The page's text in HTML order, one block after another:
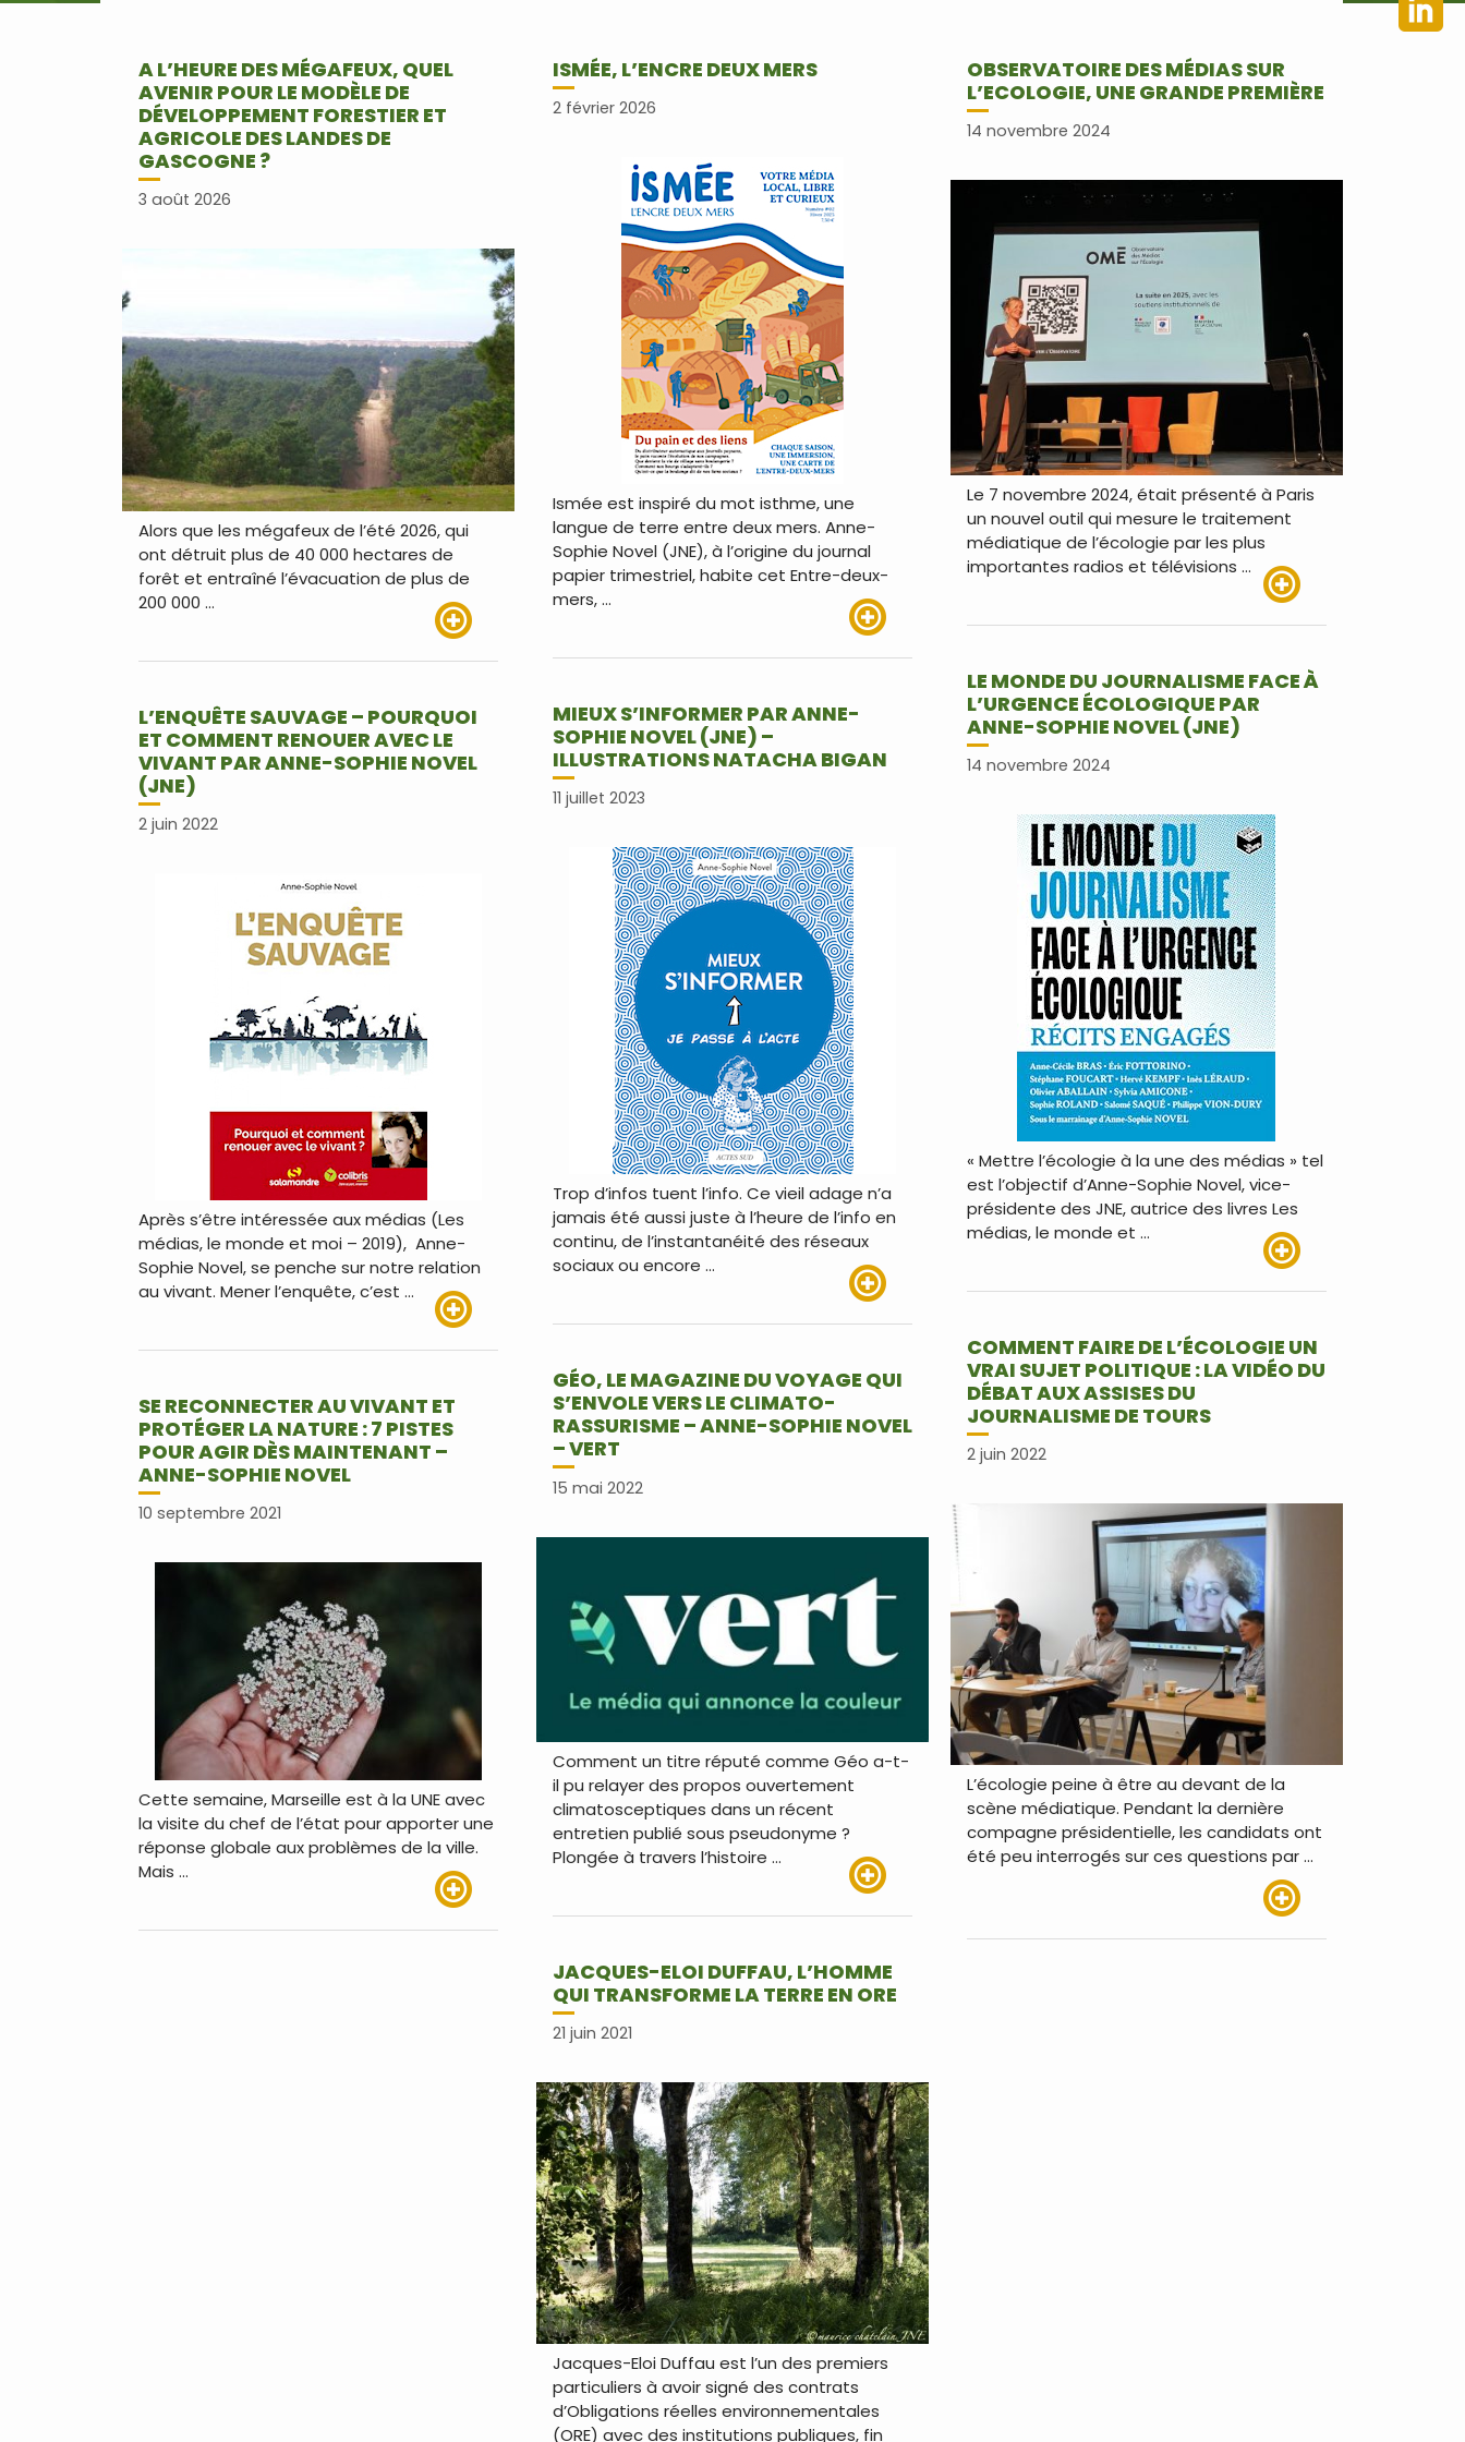
A L’HEURE DES MÉGAFEUX, QUEL
AVENIR POUR LE MODÈLE DE
DÉVELOPPEMENT FORESTIER ET
AGRICOLE DES LANDES DE
GASCOGNE ?
3 août 2026
Alors que les mégafeux de l’été 2026, qui
ont détruit plus de 40 000 hectares de
forêt et entraîné l’évacuation de plus de
200 000 …
ISMÉE, L’ENCRE DEUX MERS
2 février 2026
Ismée est inspiré du mot isthme, une
langue de terre entre deux mers. Anne-
Sophie Novel (JNE), à l’origine du journal
papier trimestriel, habite cet Entre-deux-
mers, …
OBSERVATOIRE DES MÉDIAS SUR
L’ECOLOGIE, UNE GRANDE PREMIÈRE
14 novembre 2024
Le 7 novembre 2024, était présenté à Paris
un nouvel outil qui mesure le traitement
médiatique de l’écologie par les plus
importantes radios et télévisions …
LE MONDE DU JOURNALISME FACE À
L’URGENCE ÉCOLOGIQUE PAR
ANNE-SOPHIE NOVEL (JNE)
14 novembre 2024
« Mettre l’écologie à la une des médias » tel
est l’objectif d’Anne-Sophie Novel, vice-
présidente des JNE, autrice des livres Les
médias, le monde et …
MIEUX S’INFORMER PAR ANNE-
SOPHIE NOVEL (JNE) –
ILLUSTRATIONS NATACHA BIGAN
11 juillet 2023
Trop d’infos tuent l’info. Ce vieil adage n’a
jamais été aussi juste à l’heure de l’info en
continu, de l’instantanéité des réseaux
sociaux ou encore …
L’ENQUÊTE SAUVAGE – POURQUOI
ET COMMENT RENOUER AVEC LE
VIVANT PAR ANNE-SOPHIE NOVEL
(JNE)
2 juin 2022
Après s’être intéressée aux médias (Les
médias, le monde et moi – 2019), Anne-
Sophie Novel, se penche sur notre relation
au vivant. Mener l’enquête, c’est …
COMMENT FAIRE DE L’ÉCOLOGIE UN
VRAI SUJET POLITIQUE : LA VIDÉO DU
DÉBAT AUX ASSISES DU
JOURNALISME DE TOURS
2 juin 2022
L’écologie peine à être au devant de la
scène médiatique. Pendant la dernière
compagne présidentielle, les candidats ont
été peu interrogés sur ces questions par …
GÉO, LE MAGAZINE DU VOYAGE QUI
S’ENVOLE VERS LE CLIMATO-
RASSURISME – ANNE-SOPHIE NOVEL
– VERT
15 mai 2022
Comment un titre réputé comme Géo a-t-
il pu relayer des propos ouvertement
climatosceptiques dans un récent
entretien publié sous pseudonyme ?
Plongée à travers l’histoire …
SE RECONNECTER AU VIVANT ET
PROTÉGER LA NATURE : 7 PISTES
POUR AGIR DÈS MAINTENANT –
ANNE-SOPHIE NOVEL
10 septembre 2021
Cette semaine, Marseille est à la UNE avec
la visite du chef de l’état pour apporter une
réponse globale aux problèmes de la ville.
Mais …
JACQUES-ELOI DUFFAU, L’HOMME
QUI TRANSFORME LA TERRE EN ORE
21 juin 2021
Jacques-Eloi Duffau est l’un des premiers
particuliers à avoir signé des contrats
d’Obligations réelles environnementales
(ORE) avec des institutions publiques, fin